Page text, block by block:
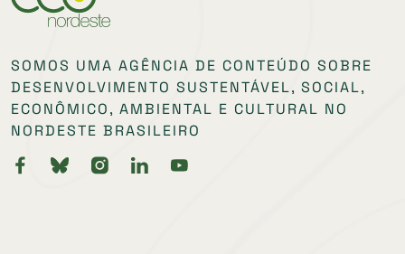
SOMOS UMA AGÊNCIA DE CONTEÚDO SOBRE
DESENVOLVIMENTO SUSTENTÁVEL, SOCIAL,
ECONÔMICO, AMBIENTAL E CULTURAL NO
NORDESTE BRASILEIRO